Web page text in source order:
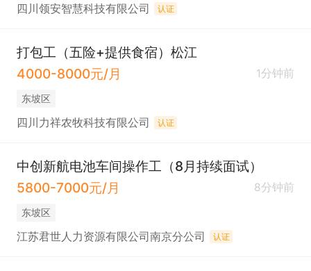
四川领安智慧科技有限公司 认证
打包工（五险+提供食宿）松江
4000-8000元/月
1分钟前
东坡区
四川力祥农牧科技有限公司 认证
中创新航电池车间操作工（8月持续面试）
5800-7000元/月
8分钟前
东坡区
江苏君世人力资源有限公司南京分公司 认证